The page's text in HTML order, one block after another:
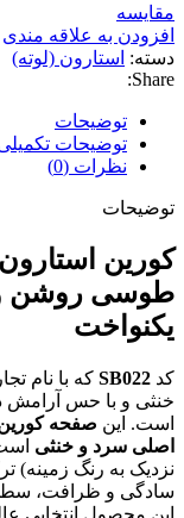
مقایسه
افزودن به علاقه مندی
دسته: استارون (لوته)
Share:
توضیحات
توضیحات
نظرات (0)
توضیحات
طوسی روشن و
یکنواخت
کد SB022 که با نام
خنثی و با حس
است. این صفحه
اصلی سرد و خنثی
نزدیک به رنگ
سادگی و ظرافت،
این محصول انتخابی